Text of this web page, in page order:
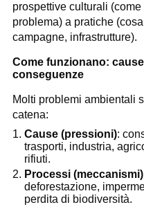
prospettive culturali
problema) a pratiche
campagne, infrastrutture).
Come funzionano:
conseguenze
Molti problemi ambientali
catena:
Cause (pressioni):
trasporti, industria,
rifiuti.
Processi (meccanismi)
deforestazione,
perdita di biodiversità.